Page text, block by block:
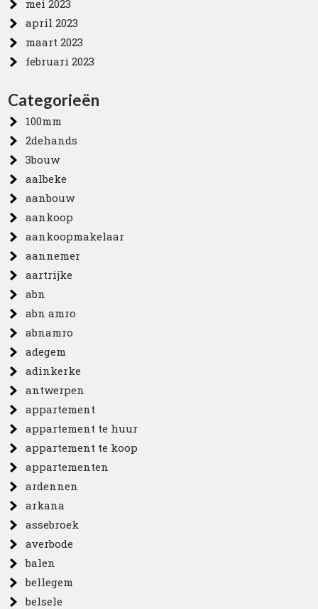
mei 2023
april 2023
maart 2023
februari 2023
Categorieën
100mm
2dehands
3bouw
aalbeke
aanbouw
aankoop
aankoopmakelaar
aannemer
aartrijke
abn
abn amro
abnamro
adegem
adinkerke
antwerpen
appartement
appartement te huur
appartement te koop
appartementen
ardennen
arkana
assebroek
averbode
balen
bellegem
belsele